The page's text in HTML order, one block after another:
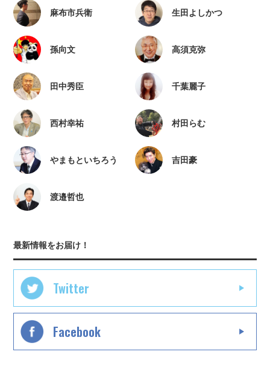
麻布市兵衛 生田よしかつ
孫向文 高須克弥
田中秀臣 千葉麗子
西村幸祐 村田らむ
やまもといちろう 吉田豪
渡邉哲也
最新情報をお届け！
Twitter
Facebook